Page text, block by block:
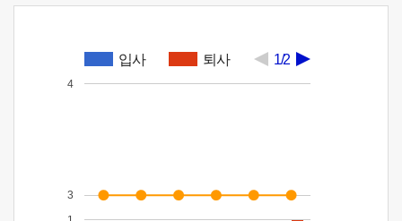
입사 퇴사 1/2
3
4